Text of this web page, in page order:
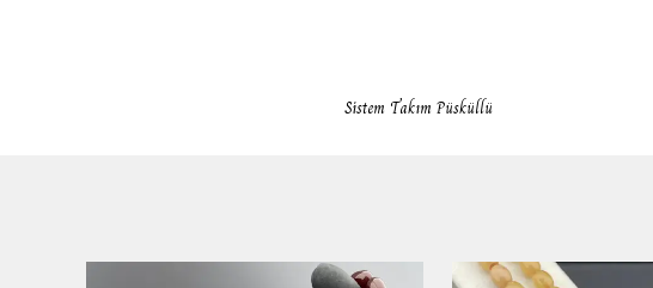
Sistem Takım Püsküllü